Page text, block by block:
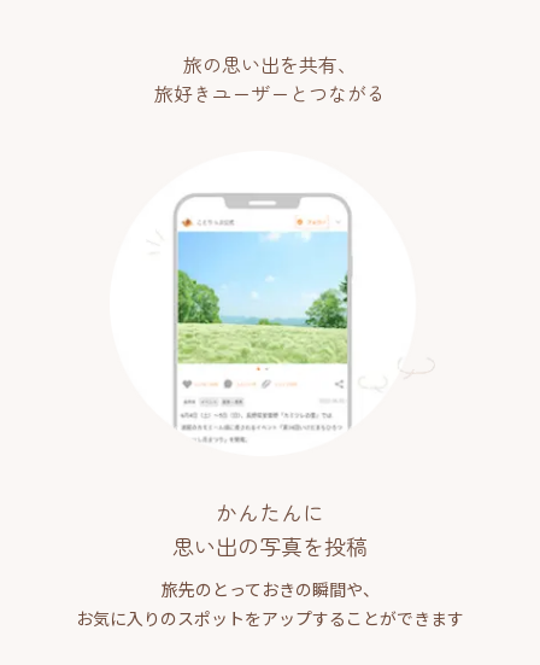
旅の思い出を共有、
旅好きユーザーとつながる
かんたんに
思い出の写真を投稿
旅先のとっておきの瞬間や、
お気に入りのスポットをアップすることができます